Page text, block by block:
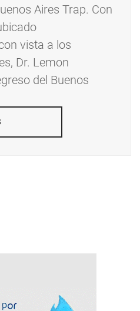
Aires Trap. Con
vista a los
Dr. Lemon
del Buenos